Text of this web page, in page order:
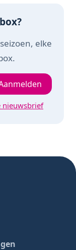
elke
nieuwsbrief